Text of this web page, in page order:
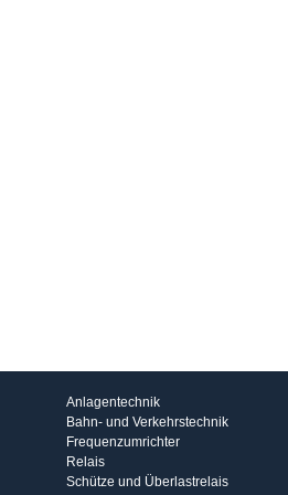
Anlagentechnik
Bahn- und Verkehrstechnik
Frequenzumrichter
Relais
Schütze und Überlastrelais